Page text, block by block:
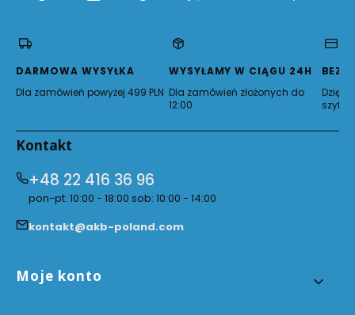
nowej
nowej
DARMOWA WYSYŁKA
Dla zamówień powyżej 499 PLN
WYSYŁAMY W CIĄGU 24H
Dla zamówień złożonych do
12:00
Dzięki
Kontakt
+48 22 416 36 96
pon-pt: 10:00 - 18:00 sob: 10:00 - 14:00
kontakt@akb-poland.com
Linki w stopce
Moje konto